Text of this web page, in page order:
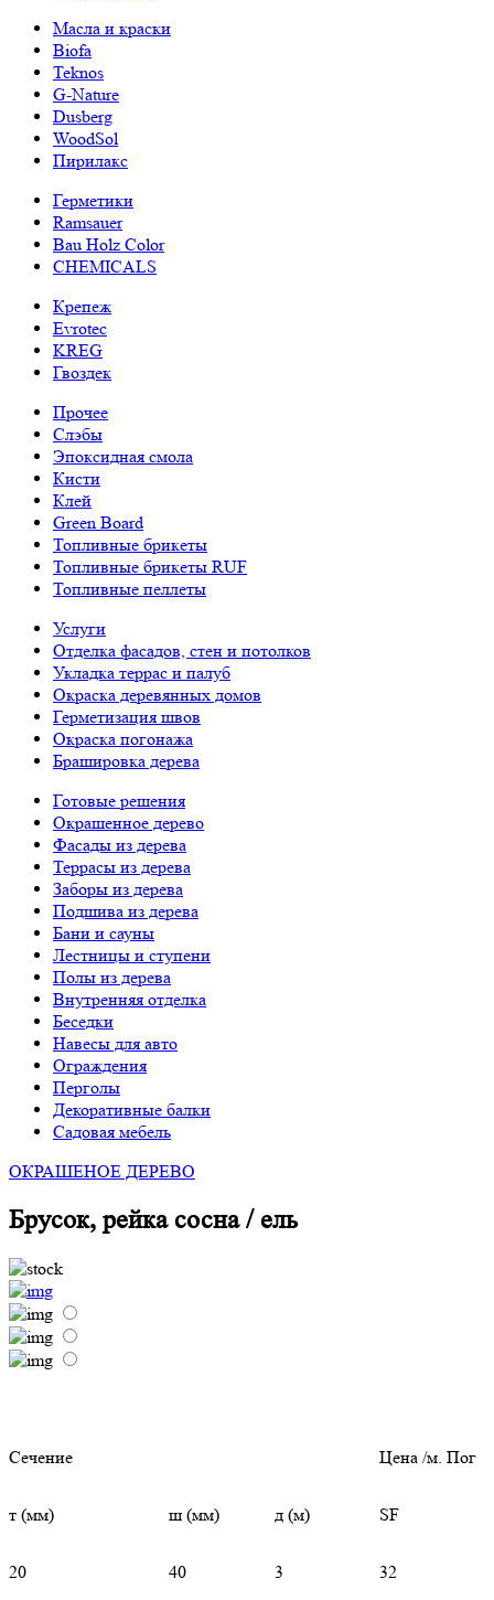
Масла и краски
Biofa
Teknos
G-Nature
Dusberg
WoodSol
Пирилакс
Герметики
Ramsauer
Bau Holz Color
CHEMICALS
Крепеж
Evrotec
KREG
Гвоздек
Прочее
Слэбы
Эпоксидная смола
Кисти
Клей
Green Board
Топливные брикеты
Топливные брикеты RUF
Топливные пеллеты
Услуги
Отделка фасадов, стен и потолков
Укладка террас и палуб
Окраска деревянных домов
Герметизация швов
Окраска погонажа
Брашировка дерева
Готовые решения
Окрашенное дерево
Фасады из дерева
Террасы из дерева
Заборы из дерева
Подшива из дерева
Бани и сауны
Лестницы и ступени
Полы из дерева
Внутренняя отделка
Беседки
Навесы для авто
Ограждения
Перголы
Декоративные балки
Садовая мебель
ОКРАШЕНОЕ ДЕРЕВО
Брусок, рейка сосна / ель
Сечение Цена /м. Пог
т (мм) ш (мм) д (м) SF
20 40 3 32